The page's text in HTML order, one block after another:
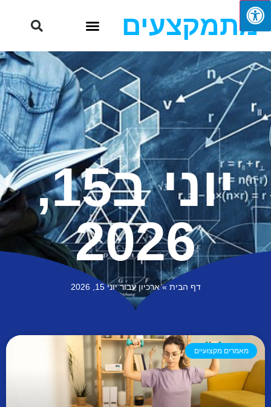
מתמקצעים
יוני ב15,
2026
דף הבית »ארכיון עבור יוני 15, 2026
מאמרים מקצועיים